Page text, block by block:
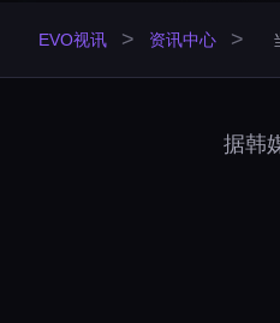
EVO视讯 > 资讯中心 >
据韩